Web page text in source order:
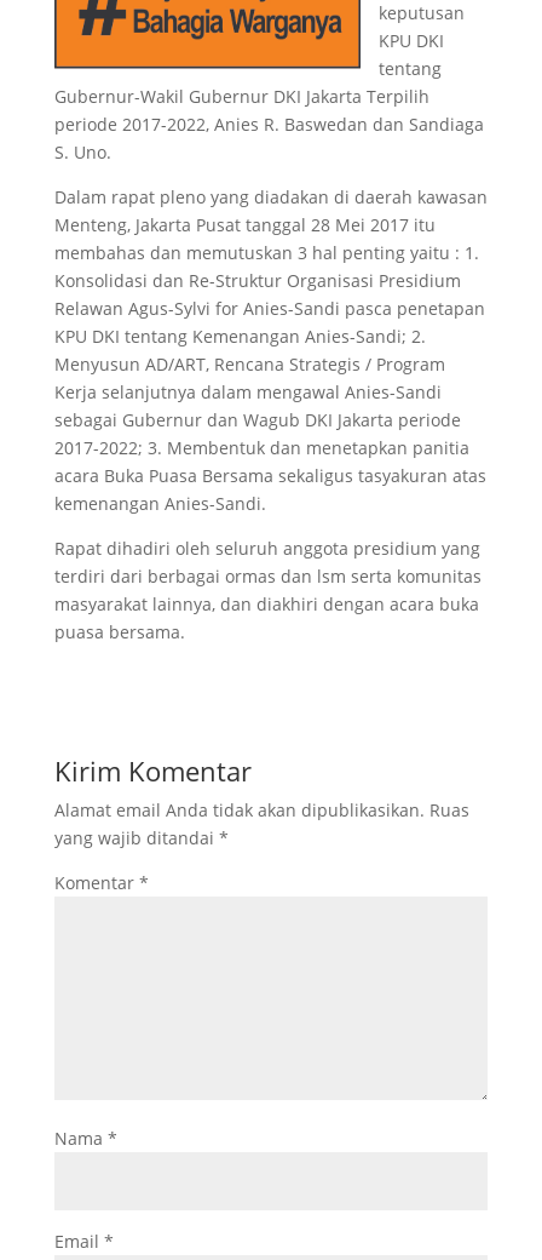
keputusan
KPU DKI
tentang
Gubernur-Wakil Gubernur DKI Jakarta Terpilih
periode 2017-2022, Anies R. Baswedan dan Sandiaga
S. Uno.
Dalam rapat pleno yang diadakan di daerah kawasan
Menteng, Jakarta Pusat tanggal 28 Mei 2017 itu
membahas dan memutuskan 3 hal penting yaitu : 1.
Konsolidasi dan Re-Struktur Organisasi Presidium
Relawan Agus-Sylvi for Anies-Sandi pasca penetapan
KPU DKI tentang Kemenangan Anies-Sandi; 2.
Menyusun AD/ART, Rencana Strategis / Program
Kerja selanjutnya dalam mengawal Anies-Sandi
sebagai Gubernur dan Wagub DKI Jakarta periode
2017-2022; 3. Membentuk dan menetapkan panitia
acara Buka Puasa Bersama sekaligus tasyakuran atas
kemenangan Anies-Sandi.
Rapat dihadiri oleh seluruh anggota presidium yang
terdiri dari berbagai ormas dan lsm serta komunitas
masyarakat lainnya, dan diakhiri dengan acara buka
puasa bersama.
Kirim Komentar
Alamat email Anda tidak akan dipublikasikan. Ruas
yang wajib ditandai *
Komentar *
Nama *
Email *